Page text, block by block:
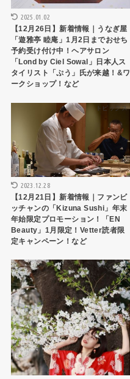
2025.01.02
【12月26日】新着情報｜うなぎ屋
「遊雅亭 睦庵」1月2日までおせち
予約受け付け中！ヘアサロン
「Lond by Ciel Sowal」日本人ス
タイリスト「ぷう」氏が来越！&ワ
ークショップ！など
トピックス
2023.12.28
【12月21日】新着情報｜ファンビ
ッチャンの「Kizuna Sushi」年末
年始限定プロモーション！「EN
Beauty」1月限定！Vetter読者限
定キャンペーン！など
トピックス